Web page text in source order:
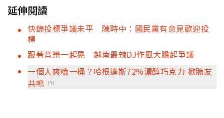
延伸閱讀
快篩投標爭議未平 陳時中：國民黨有意見歡迎投
標
跟著音樂一起晃 越南最辣DJ作風大膽起爭議
一個人爽嗑一桶？哈根達斯72%濃醇巧克力 掀脆友
共鳴 PR